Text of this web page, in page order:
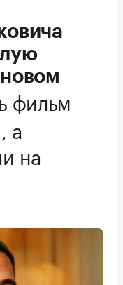
фильм
а
на